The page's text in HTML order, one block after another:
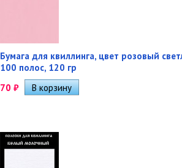
Бумага для квиллинга, цвет розовый
100 полос, 120 гр
70 ₽